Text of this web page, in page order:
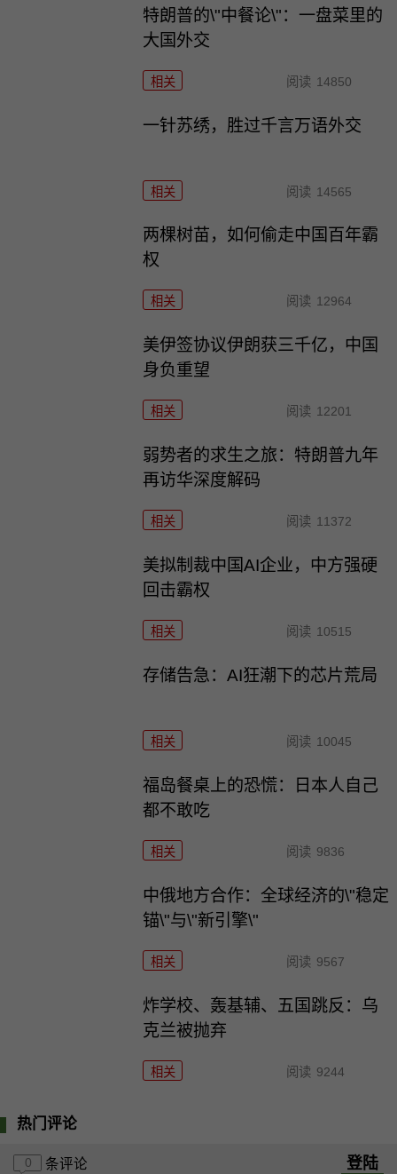
特朗普的\"中餐论\"：一盘菜里的
大国外交
相关 阅读 14850
一针苏绣，胜过千言万语外交
相关 阅读 14565
两棵树苗，如何偷走中国百年霸
权
相关 阅读 12964
美伊签协议伊朗获三千亿，中国
身负重望
相关 阅读 12201
弱势者的求生之旅：特朗普九年
再访华深度解码
相关 阅读 11372
美拟制裁中国AI企业，中方强硬
回击霸权
相关 阅读 10515
存储告急：AI狂潮下的芯片荒局
相关 阅读 10045
福岛餐桌上的恐慌：日本人自己
都不敢吃
相关 阅读 9836
中俄地方合作：全球经济的\"稳定
锚\"与\"新引擎\"
相关 阅读 9567
炸学校、轰基辅、五国跳反：乌
克兰被抛弃
相关 阅读 9244
热门评论
0 条评论 登陆